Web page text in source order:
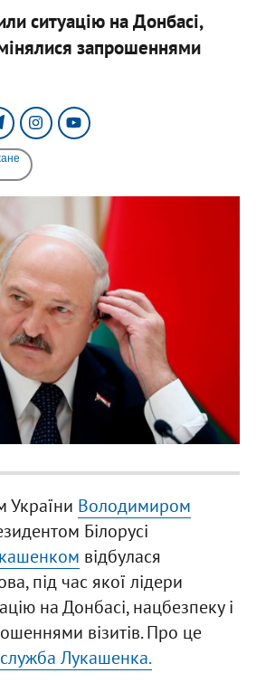
ситуацію на Донбасі,
запрошеннями
України Володимиром
Білорусі
відбулася
під час якої лідери
на Донбасі, нацбезпеку і
візитів. Про це
Лукашенка.